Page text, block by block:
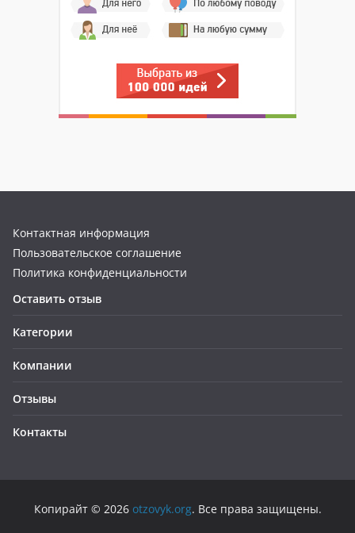
Контактная информация
Пользовательское соглашение
Политика конфиденциальности
Оставить отзыв
Категории
Компании
Отзывы
Контакты
Копирайт © 2026 otzovyk.org. Все права защищены.